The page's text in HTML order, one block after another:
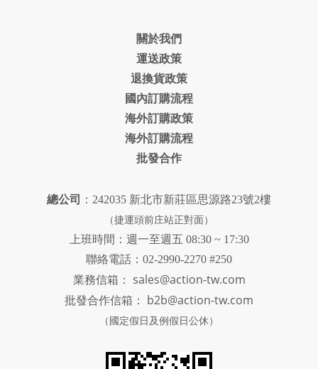
關於我們
運送政策
退換貨政策
國內訂購流程
海外訂購政策
海外訂購流程
批發合作
總公司 ：242035 新北市新莊區思源路23號2樓
（捷運頭前庄站正對面）
上班時間：週一至週五 08:30 ~ 17:30
聯絡電話：02-2990-2270 #250
業務信箱： sales@action-tw.com
批發合作信箱： b2b@action-tw.com
（國定假日及例假日公休）